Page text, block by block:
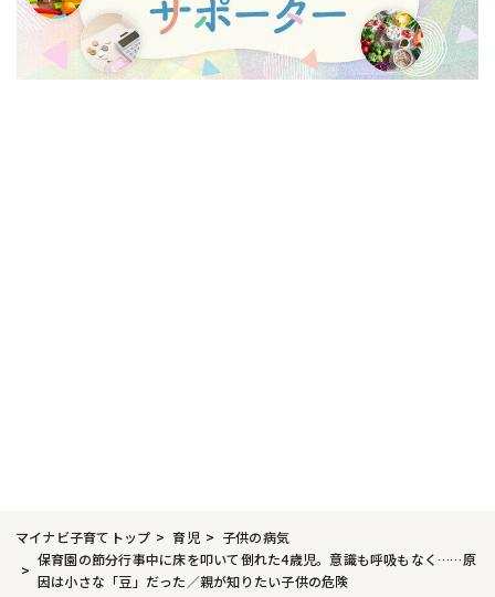
マイナビ子育てトップ 育児
子供の病気
保育園の節分行事中に床を叩いて倒れた4歳児。意識も呼吸もなく……原
因は小さな「豆」だった／親が知りたい子供の危険